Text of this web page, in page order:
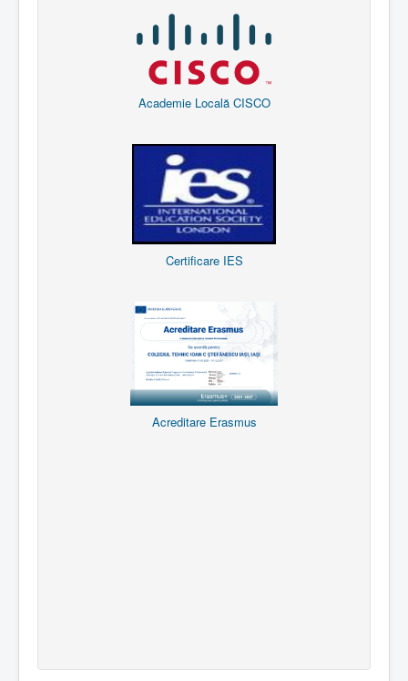
Academie Locală CISCO
Certificare IES
Acreditare Erasmus